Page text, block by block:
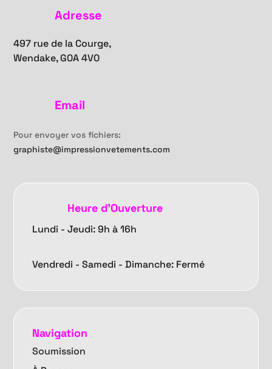
Adresse
497 rue de la Courge,
Wendake, G0A 4V0
Email
Pour envoyer vos fichiers:
graphiste@impressionvetements.com
Heure d'Ouverture
Lundi - Jeudi: 9h à 16h
Vendredi -Samedi - Dimanche: Fermé
Navigation
Soumission